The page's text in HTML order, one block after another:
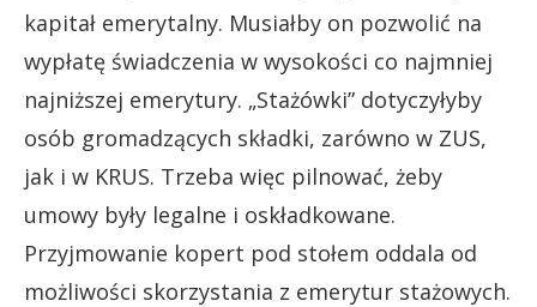
kapitał emerytalny. Musiałby on pozwolić na
wypłatę świadczenia w wysokości co najmniej
najniższej emerytury. „Stażówki” dotyczyłyby
osób gromadzących składki, zarówno w ZUS,
jak i w KRUS. Trzeba więc pilnować, żeby
umowy były legalne i oskładkowane.
Przyjmowanie kopert pod stołem oddala od
możliwości skorzystania z emerytur stażowych.